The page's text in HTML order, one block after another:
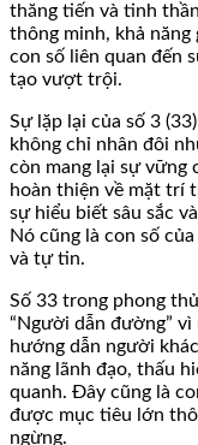
thăng tiến và tinh
thông minh, khả năng
con số liên quan đến
tạo vượt trội.
Sự lặp lại của số 3
không chỉ nhân đôi
còn mang lại sự vững
hoàn thiện về mặt trí
sự hiểu biết sâu sắc
Nó cũng là con số
và tự tin.
Số 33 trong phong
“Người dẫn đường”
hướng dẫn người
năng lãnh đạo, thấu
quanh. Đây cũng là
được mục tiêu lớn
ngừng.